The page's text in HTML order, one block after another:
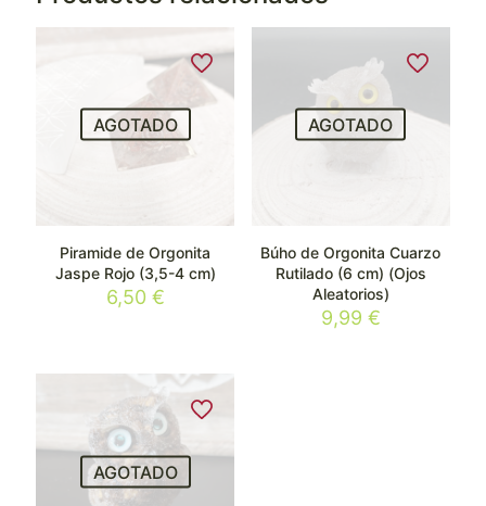
AGOTADO
Piramide de Orgonita
Jaspe Rojo (3,5-4 cm)
6,50 €
AGOTADO
Búho de Orgonita Cuarzo
Rutilado (6 cm) (Ojos
Aleatorios)
9,99 €
AGOTADO